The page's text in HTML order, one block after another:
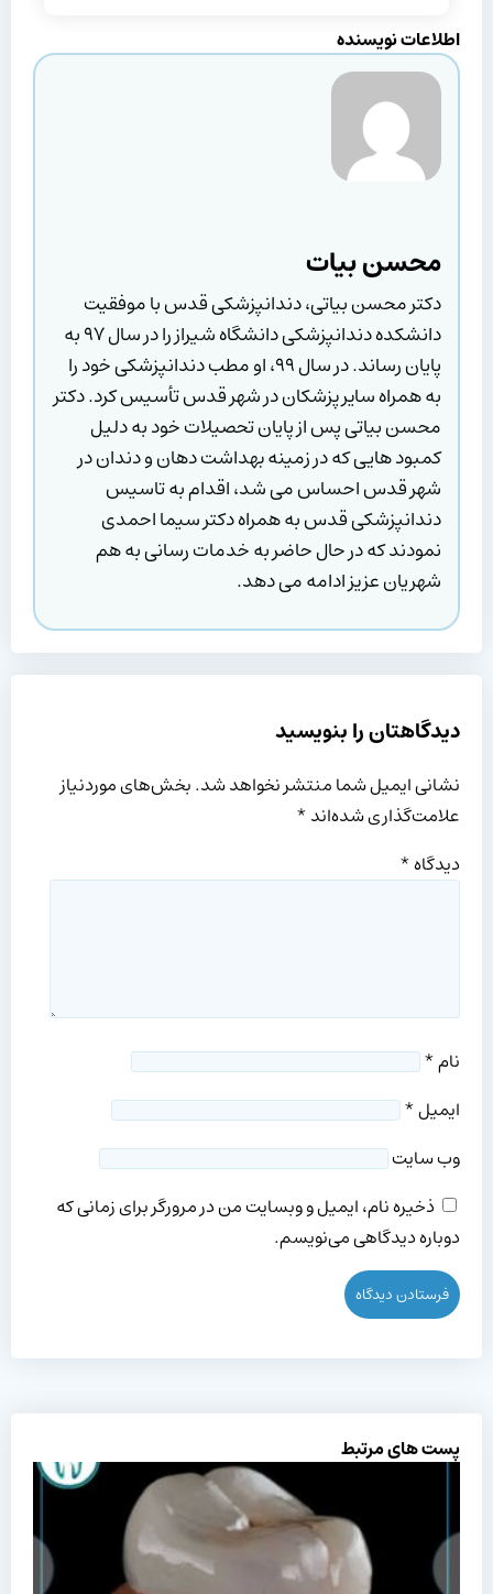
اطلاعات نویسنده
محسن بیات
دکتر محسن بیاتی، دندانپزشکی قدس با موفقیت
دانشکده دندانپزشکی دانشگاه شیراز را در سال ۹۷ به
پایان رساند. در سال ۹۹، او مطب دندانپزشکی خود را
به همراه سایر پزشکان در شهر قدس تأسیس کرد. دکتر
محسن بیاتی پس از پایان تحصیلات خود به دلیل
کمبود هایی که در زمینه بهداشت دهان و دندان در
شهر قدس احساس می شد، اقدام به تاسیس
دندانپزشکی قدس به همراه دکتر سیما احمدی
نمودند که در حال حاضر به خدمات رسانی به هم
شهریان عزیز ادامه می دهد.
دیدگاهتان را بنویسید
نشانی ایمیل شما منتشر نخواهد شد.بخش‌های موردنیاز
علامت‌گذاری شده‌اند*
دیدگاه*
نام*
ایمیل*
وب‌ سایت
ذخیره نام، ایمیل و وبسایت من در مرورگر برای زمانی که
دوباره دیدگاهی می‌نویسم.
پست های مرتبط